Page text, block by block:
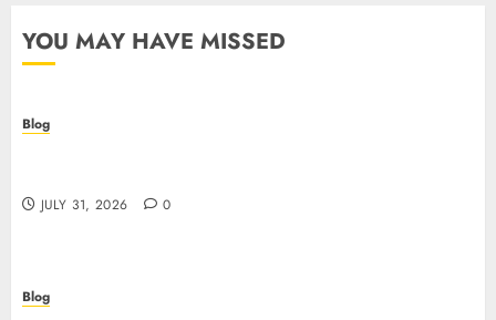
YOU MAY HAVE MISSED
Blog
JULY 31, 2026 0
Blog